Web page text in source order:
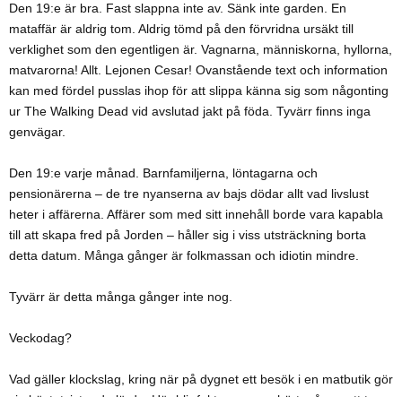
Den 19:e är bra. Fast slappna inte av. Sänk inte garden. En
mataffär är aldrig tom. Aldrig tömd på den förvridna ursäkt till
verklighet som den egentligen är. Vagnarna, människorna, hyllorna,
matvarorna! Allt. Lejonen Cesar! Ovanstående text och information
kan med fördel pusslas ihop för att slippa känna sig som någonting
ur The Walking Dead vid avslutad jakt på föda. Tyvärr finns inga
genvägar.
Den 19:e varje månad. Barnfamiljerna, löntagarna och
pensionärerna – de tre nyanserna av bajs dödar allt vad livslust
heter i affärerna. Affärer som med sitt innehåll borde vara kapabla
till att skapa fred på Jorden – håller sig i viss utsträckning borta
detta datum. Många gånger är folkmassan och idiotin mindre.
Tyvärr är detta många gånger inte nog.
Veckodag?
Vad gäller klockslag, kring när på dygnet ett besök i en matbutik gör